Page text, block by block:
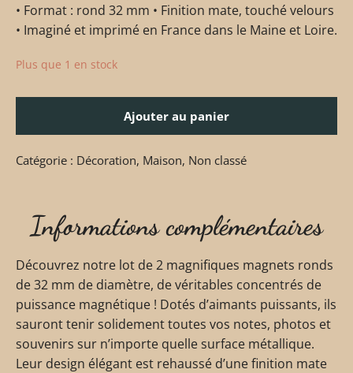
• Format : rond 32 mm • Finition mate, touché velours
• Imaginé et imprimé en France dans le Maine et Loire.
Plus que 1 en stock
Ajouter au panier
Catégorie : Décoration, Maison, Non classé
Informations complémentaires
Découvrez notre lot de 2 magnifiques magnets ronds
de 32 mm de diamètre, de véritables concentrés de
puissance magnétique ! Dotés d’aimants puissants, ils
sauront tenir solidement toutes vos notes, photos et
souvenirs sur n’importe quelle surface métallique.
Leur design élégant est rehaussé d’une finition mate